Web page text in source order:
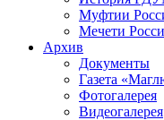
Муфтии
Мечети
Архив
Документы
Газета
Фотогалерея
Видеогалерея